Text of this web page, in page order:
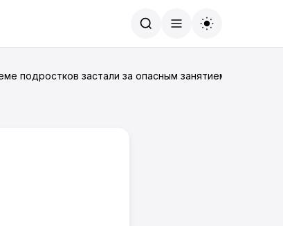
подростков застали за опасным занятием